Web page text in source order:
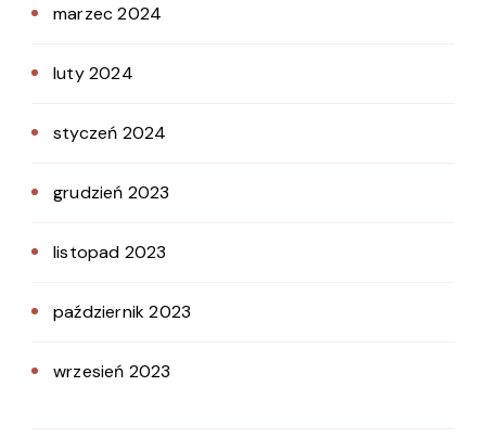
marzec 2024
luty 2024
styczeń 2024
grudzień 2023
listopad 2023
październik 2023
wrzesień 2023